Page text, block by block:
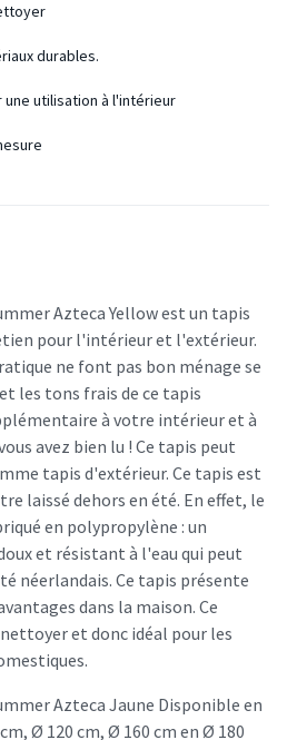
durables.
utilisation à l'intérieur
Azteca Yellow est un tapis
pour l'intérieur et l'extérieur.
ne font pas bon ménage se
les tons frais de ce tapis
à votre intérieur et à
avez bien lu ! Ce tapis peut
tapis d'extérieur. Ce tapis est
laissé dehors en été. En effet, le
en polypropylène : un
et résistant à l'eau qui peut
néerlandais. Ce tapis présente
dans la maison. Ce
et donc idéal pour les
Azteca Jaune Disponible en
Ø 120 cm, Ø 160 cm en Ø 180